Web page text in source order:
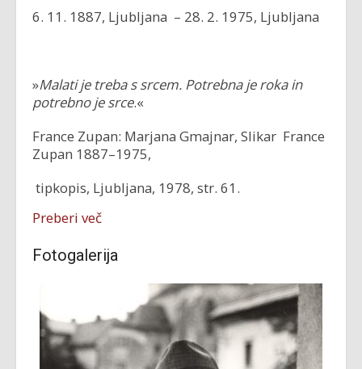
6. 11. 1887, Ljubljana – 28. 2. 1975, Ljubljana
»Malati je treba s srcem. Potrebna je roka in
potrebno je srce.«
France Zupan: Marjana Gmajnar, Slikar France
Zupan 1887–1975,
tipkopis, Ljubljana, 1978, str. 61.
Preberi več
Fotogalerija